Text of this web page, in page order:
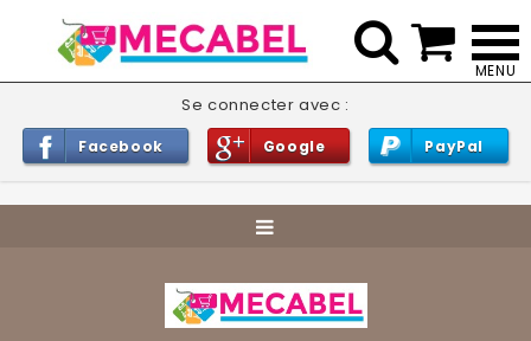
Se connecter avec :
Facebook Google PayPal
 